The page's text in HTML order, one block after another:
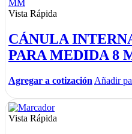
Vista Rápida
CÁNULA
PARA MEDIDA 8
Agregar a cotización Añadir
Vista Rápida